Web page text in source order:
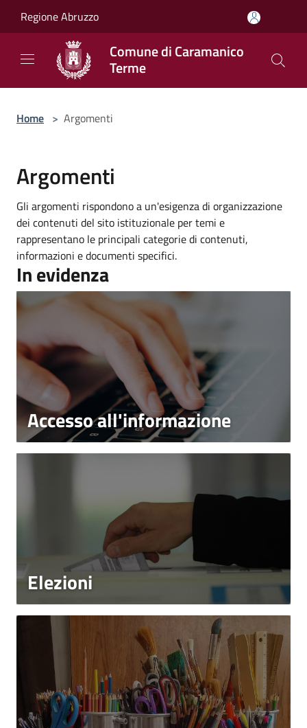
Regione Abruzzo
Comune di Caramanico
Terme
Home > Argomenti
Argomenti
Gli argomenti rispondono a un'esigenza di organizzazione
dei contenuti del sito istituzionale per temi e
rappresentano le principali categorie di contenuti,
informazioni e documenti specifici.
In evidenza
Accesso all'informazione
Elezioni